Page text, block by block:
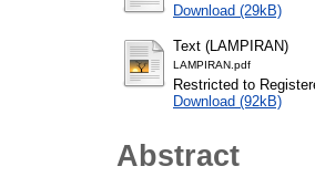
Download (29kB)
Text (LAMPIRAN)
LAMPIRAN.pdf
Restricted to
Download (92kB)
Abstract